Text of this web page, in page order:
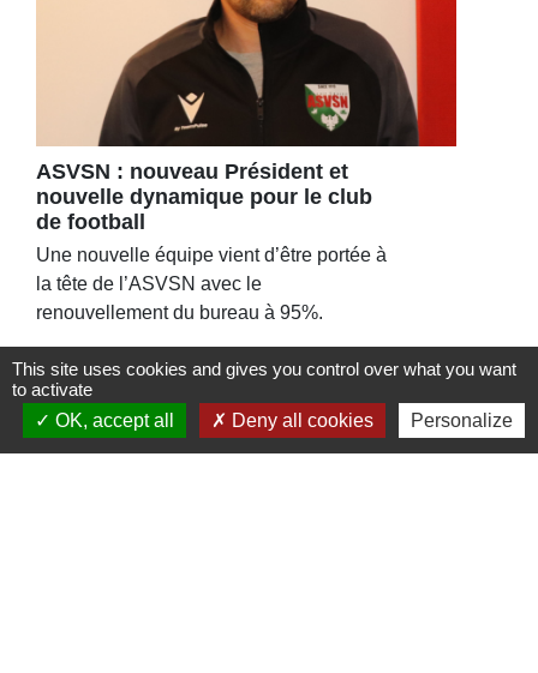
ASVSN : nouveau Président et
nouvelle dynamique pour le club
de football
Une nouvelle équipe vient d’être portée à
la tête de l’ASVSN avec le
renouvellement du bureau à 95%.
Contacts
This site uses cookies and gives you control over what you want
to activate
OK, accept all
Deny all cookies Personalize